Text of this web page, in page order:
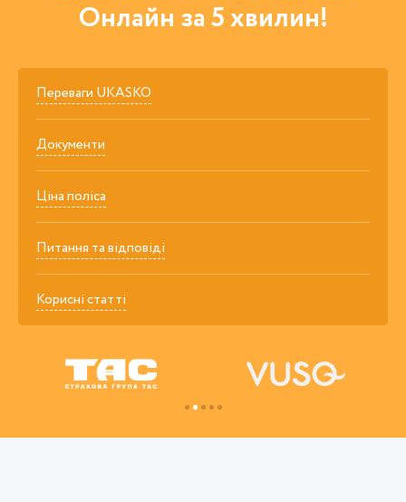
Онлайн за 5 хвилин!
Переваги UKASKO
Документи
Ціна поліса
Питання та відповіді
Корисні статті